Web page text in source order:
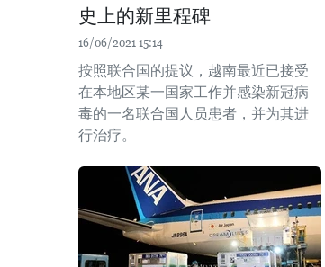
史上的新里程碑
16/06/2021 15:14
按照联合国的提议，越南最近已接受
在本地区某一国家工作并感染新冠病
毒的一名联合国人员患者，并为其进
行治疗。